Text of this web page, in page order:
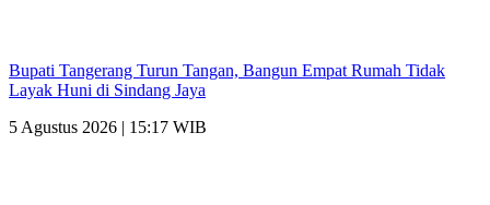
Bupati Tangerang Turun Tangan, Bangun Empat Rumah Tidak
Layak Huni di Sindang Jaya
5 Agustus 2026 | 15:17 WIB